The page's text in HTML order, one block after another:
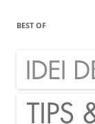
BEST OF